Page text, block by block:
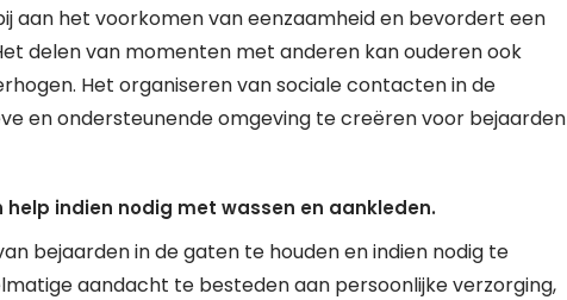
aan het voorkomen van eenzaamheid en bevordert een
delen van momenten met anderen kan ouderen ook
Het organiseren van sociale contacten in de
en ondersteunende omgeving te creëren voor bejaarden
indien nodig met wassen en aankleden.
bejaarden in de gaten te houden en indien nodig te
aandacht te besteden aan persoonlijke verzorging,